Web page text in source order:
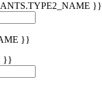
}}
}}
}}